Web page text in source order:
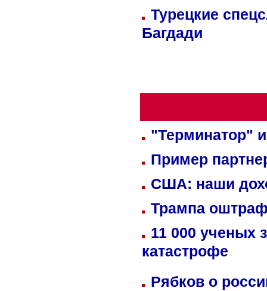
Турецкие
Багдади
"Терминатор"
Пример
США: наши
Трампа
11 000 ученых
катастрофе
Рябков о